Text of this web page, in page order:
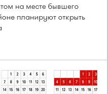
на месте бывшего
планируют открыть